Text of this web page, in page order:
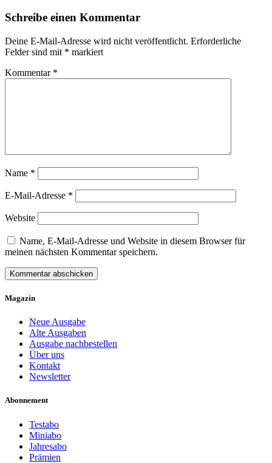
Schreibe einen Kommentar
Deine E-Mail-Adresse wird nicht veröffentlicht. Erforderliche
Felder sind mit * markiert
Kommentar *
Name *
E-Mail-Adresse *
Website
Name, E-Mail-Adresse und Website in diesem Browser für
meinen nächsten Kommentar speichern.
Magazin
Neue Ausgabe
Alte Ausgaben
Ausgabe nachbestellen
Über uns
Kontakt
Newsletter
Abonnement
Testabo
Miniabo
Jahresabo
Prämien